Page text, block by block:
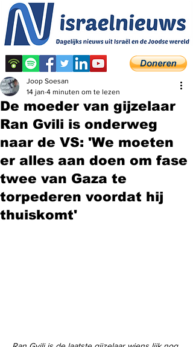
De moeder van gijzelaar
Ran Gvili is onderweg
naar de VS: 'We moeten
er alles aan doen om fase
twee van Gaza te
torpederen voordat hij
thuiskomt'
Joop Soesan
14 jan 4 minuten om te lezen